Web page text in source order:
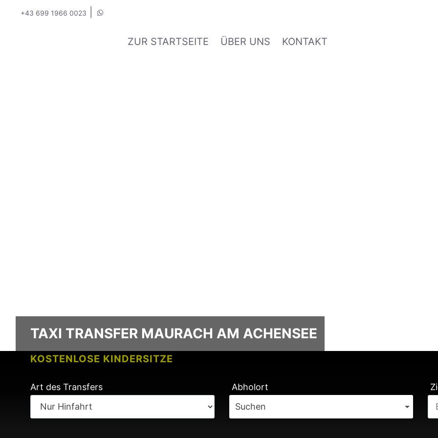
+43 699 1966 0023
ZUR STARTSEITE ÜBER UNS KONTAKT
KOSTENLOSE KINDERSITZE
KEINE GEBÜHREN BEI FLUGVERSPÄTUNG
TAXI TRANSFER MAURACH AM ACHENSEE
Art des Transfers
Abholort
Suchen